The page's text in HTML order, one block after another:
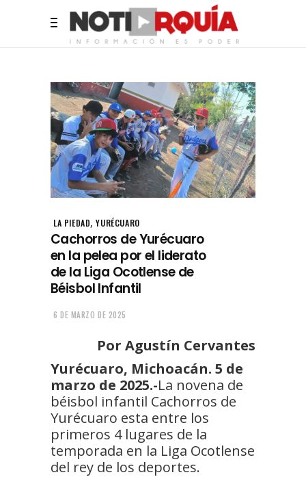
LA PIEDAD,YURÉCUARO
Cachorros de Yurécuaro
en la pelea por el liderato
de la Liga Ocotlense de
Béisbol Infantil
6 DE MARZO DE 2025
Por Agustín Cervantes
Yurécuaro, Michoacán. 5 de
marzo de 2025.-La novena de
béisbol infantil Cachorros de
Yurécuaro esta entre los
primeros 4 lugares de la
temporada en la Liga Ocotlense
del rey de los deportes.